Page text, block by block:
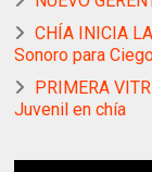
CHÍA INICIA
Sonoro para
PRIMERA
Juvenil en chía